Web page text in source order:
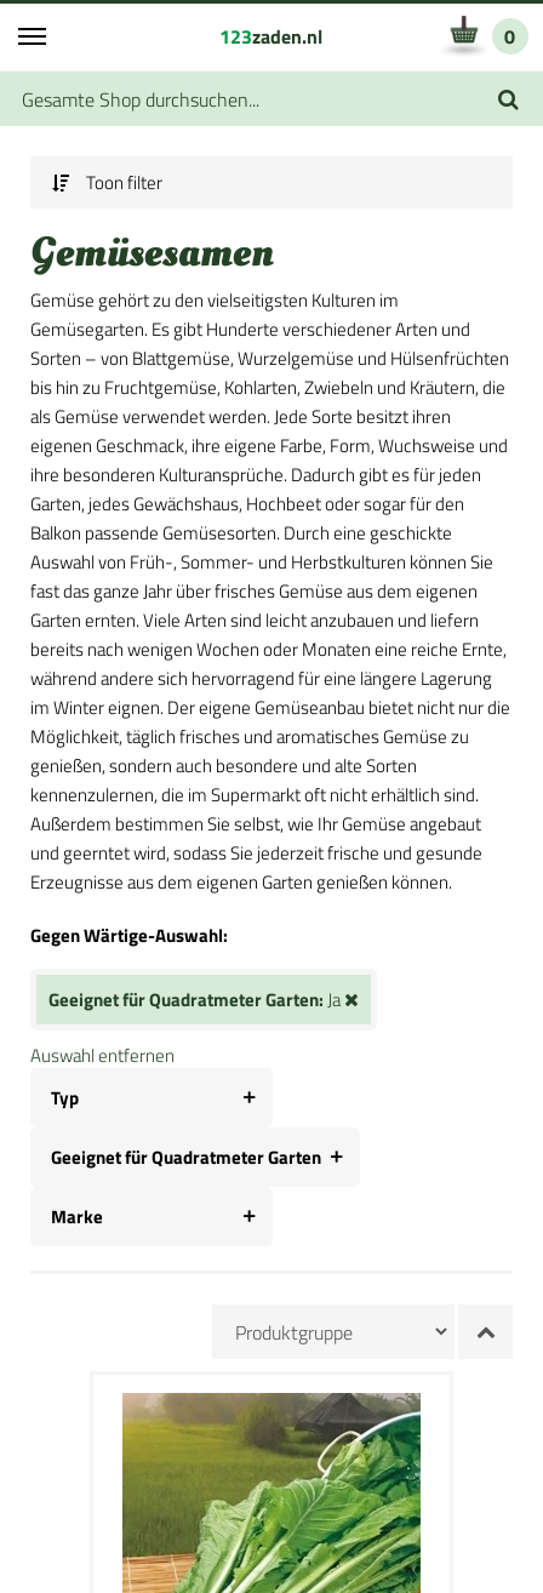
123zaden.nl 0
Toon filter
Gemüsesamen
Gemüse gehört zu den vielseitigsten Kulturen im
Gemüsegarten. Es gibt Hunderte verschiedener Arten und
Sorten – von Blattgemüse, Wurzelgemüse und Hülsenfrüchten
bis hin zu Fruchtgemüse, Kohlarten, Zwiebeln und Kräutern, die
als Gemüse verwendet werden. Jede Sorte besitzt ihren
eigenen Geschmack, ihre eigene Farbe, Form, Wuchsweise und
ihre besonderen Kulturansprüche. Dadurch gibt es für jeden
Garten, jedes Gewächshaus, Hochbeet oder sogar für den
Balkon passende Gemüsesorten. Durch eine geschickte
Auswahl von Früh-, Sommer- und Herbstkulturen können Sie
fast das ganze Jahr über frisches Gemüse aus dem eigenen
Garten ernten. Viele Arten sind leicht anzubauen und liefern
bereits nach wenigen Wochen oder Monaten eine reiche Ernte,
während andere sich hervorragend für eine längere Lagerung
im Winter eignen. Der eigene Gemüseanbau bietet nicht nur die
Möglichkeit, täglich frisches und aromatisches Gemüse zu
genießen, sondern auch besondere und alte Sorten
kennenzulernen, die im Supermarkt oft nicht erhältlich sind.
Außerdem bestimmen Sie selbst, wie Ihr Gemüse angebaut
und geerntet wird, sodass Sie jederzeit frische und gesunde
Erzeugnisse aus dem eigenen Garten genießen können.
Gegen Wärtige-Auswahl:
Geeignet für Quadratmeter Garten:Ja
Auswahl entfernen
Typ
Geeignet für Quadratmeter Garten
Marke